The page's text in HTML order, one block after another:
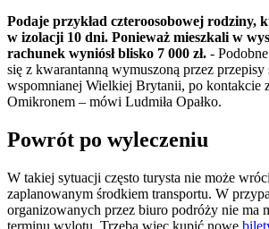
Podaje przykład czteroosobowej rodziny,
w izolacji 10 dni. Ponieważ mieszkali w
rachunek wyniósł blisko 7 000 zł. -
się z kwarantanną wymuszoną przez przepisy
wspomnianej Wielkiej Brytanii, po kontakcie
Omikronem – mówi Ludmiła Opałko.
Powrót po wyleczeniu
W takiej sytuacji często turysta nie może
zaplanowanym środkiem transportu. W
organizowanych przez biuro podróży nie ma
terminu wylotu. Trzeba więc kupić nowe